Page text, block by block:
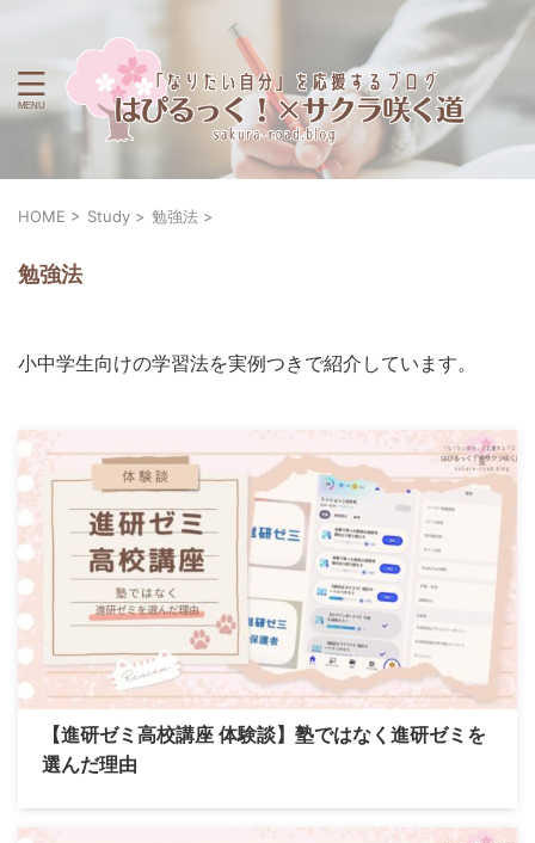
HOME > Study > 勉強法 >
勉強法
小中学生向けの学習法を実例つきで紹介しています。
【進研ゼミ高校講座 体験談】塾ではなく進研ゼミを
選んだ理由